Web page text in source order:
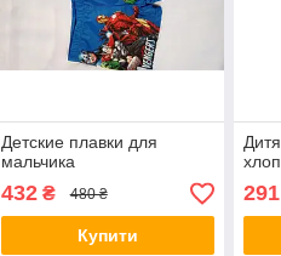
Детские плавки для
мальчика
432₴ 480 ₴
Купити